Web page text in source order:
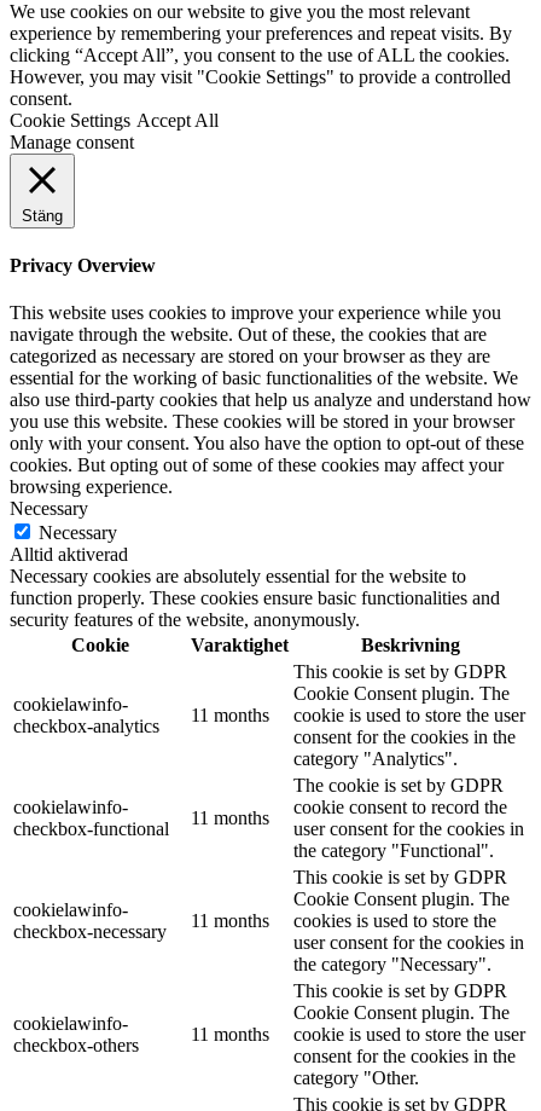
We use cookies on our website to give you the most relevant
experience by remembering your preferences and repeat visits. By
clicking “Accept All”, you consent to the use of ALL the cookies.
However, you may visit "Cookie Settings" to provide a controlled
consent.
Cookie Settings Accept All
Manage consent
Stäng
Privacy Overview
This website uses cookies to improve your experience while you
navigate through the website. Out of these, the cookies that are
categorized as necessary are stored on your browser as they are
essential for the working of basic functionalities of the website. We
also use third-party cookies that help us analyze and understand how
you use this website. These cookies will be stored in your browser
only with your consent. You also have the option to opt-out of these
cookies. But opting out of some of these cookies may affect your
browsing experience.
Necessary
Necessary
Alltid aktiverad
Necessary cookies are absolutely essential for the website to
function properly. These cookies ensure basic functionalities and
security features of the website, anonymously.
Cookie
Varaktighet Beskrivning
cookielawinfo-
checkbox-analytics
11 months
This cookie is set by GDPR
Cookie Consent plugin. The
cookie is used to store the user
consent for the cookies in the
category "Analytics".
cookielawinfo-
checkbox-functional
11 months
The cookie is set by GDPR
cookie consent to record the
user consent for the cookies in
the category "Functional".
cookielawinfo-
checkbox-necessary
11 months
This cookie is set by GDPR
Cookie Consent plugin. The
cookies is used to store the
user consent for the cookies in
the category "Necessary".
cookielawinfo-
checkbox-others
11 months
This cookie is set by GDPR
Cookie Consent plugin. The
cookie is used to store the user
consent for the cookies in the
category "Other.
This cookie is set by GDPR